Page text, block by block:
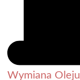
Wymiana Oleju